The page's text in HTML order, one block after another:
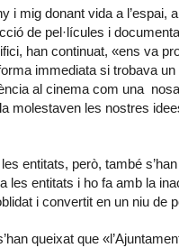
i mig donant vida a l’espai,
de pel·lícules i
han continuat, «ens va
immediata si trobava
al cinema com una
molestaven les nostres
entitats, però, també
les entitats i ho fa amb la
i convertit en un niu
queixat que